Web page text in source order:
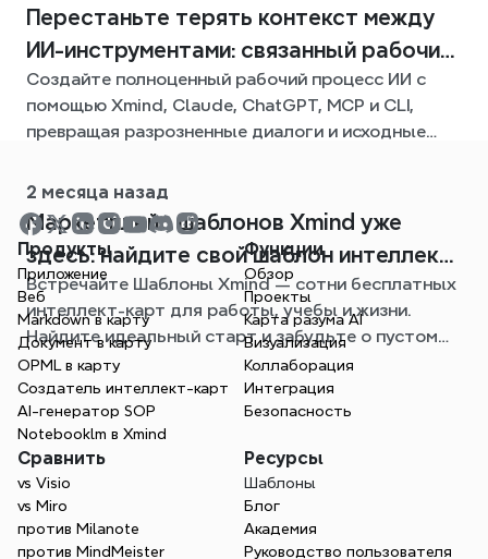
Перестаньте терять контекст между
ИИ-инструментами: связанный рабочий
процесс с Xmind
Создайте полноценный рабочий процесс ИИ с
помощью Xmind, Claude, ChatGPT, MCP и CLI,
превращая разрозненные диалоги и исходные
карты.
2 месяца назад
Mаpкетплейс шаблонов Xmind уже
здесь: найдите свой шаблон интеллект-
карты для любой ситуации
Встречайте Шаблоны Xmind — сотни бесплатных
интеллект-карт для работы, учебы и жизни.
Найдите идеальный старт и забудьте о пустом
листе.
Продукты
Приложение
Веб
Markdown в карту
Документ в карту
OPML в карту
Создатель интеллект-карт
AI-генератор SOP
Notebooklm в Xmind
Функции
Обзор
Проекты
Карта разума AI
Визуализация
Коллаборация
Интеграция
Безопасность
Сравнить
vs Visio
vs Miro
против Milanote
против MindMeister
Ресурсы
Шаблоны
Блог
Академия
Руководство пользователя